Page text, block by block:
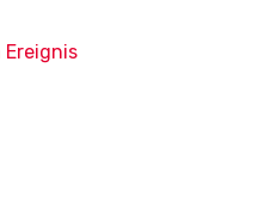
Ereignis